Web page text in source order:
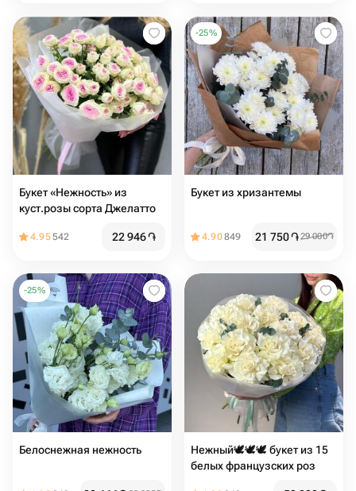
Букет «Нежность» из
куст.розы сорта Джелатто
4.95542 22 946֏
-25%
Букет из хризантемы
4.90849 21 750֏29 000֏
-25%
Белоснежная нежность
Нежный🕊️🕊️🕊️ букет из 15
белых французских роз